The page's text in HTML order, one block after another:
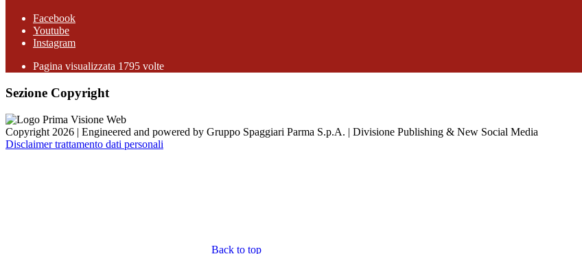
Facebook
Youtube
Instagram
Pagina visualizzata 1795 volte
Sezione Copyright
Copyright 2026 | Engineered and powered by Gruppo Spaggiari Parma S.p.A. | Divisione Publishing & New Social Media
Disclaimer trattamento dati personali
Back to top